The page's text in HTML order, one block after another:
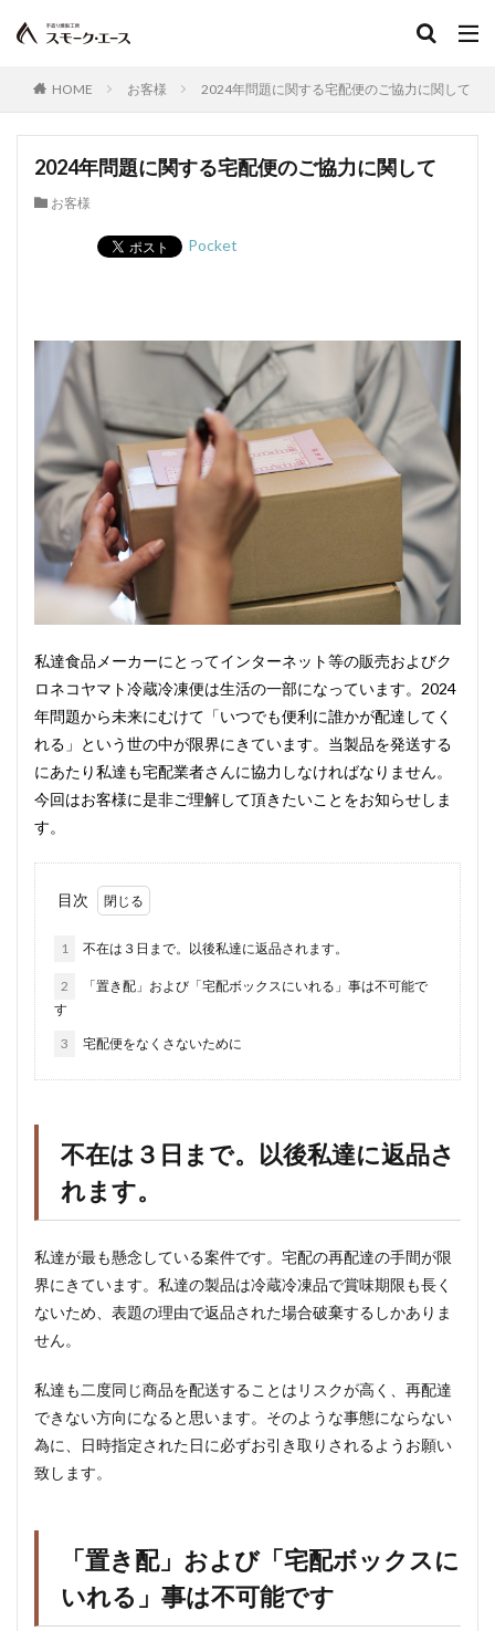
HOME お客様 2024年問題に関する宅配便のご協力に関して
2024年問題に関する宅配便のご協力に関して
お客様
Pocket
私達食品メーカーにとってインターネット等の販売およびク
ロネコヤマト冷蔵冷凍便は生活の一部になっています。2024
年問題から未来にむけて「いつでも便利に誰かが配達してく
れる」という世の中が限界にきています。当製品を発送する
にあたり私達も宅配業者さんに協力しなければなりません。
今回はお客様に是非ご理解して頂きたいことをお知らせしま
す。
目次
1 不在は３日まで。以後私達に返品されます。
2
「置き配」および「宅配ボックスにいれる」事は不可能で
す
3 宅配便をなくさないために
不在は３日まで。以後私達に返品さ
れます。
私達が最も懸念している案件です。宅配の再配達の手間が限
界にきています。私達の製品は冷蔵冷凍品で賞味期限も長く
ないため、表題の理由で返品された場合破棄するしかありま
せん。
私達も二度同じ商品を配送することはリスクが高く、再配達
できない方向になると思います。そのような事態にならない
為に、日時指定された日に必ずお引き取りされるようお願い
致します。
「置き配」および「宅配ボックスに
いれる」事は不可能です